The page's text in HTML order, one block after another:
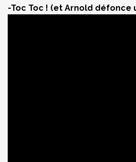
-Toc Toc ! (et Arnold défonce